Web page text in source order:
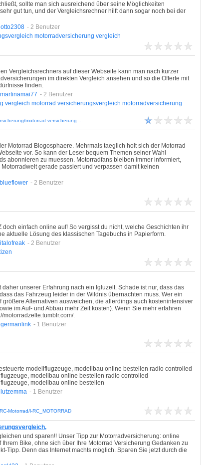
sollte man sich ausreichend über seine Möglichkeiten
gut tun, und der Vergleichsrechner hilft dann sogar noch bei der
otto2308 - 2 Benutzer
motorradversicherung vergleich
Vergleichsrechners auf dieser Webseite kann man nach kurzer
im direkten Vergleich ansehen und so die Offerte mit
finden.
martinamai77 - 2 Benutzer
vergleich motorrad versicherungsvergleich motorradversicherung
motorrad-versicherung ...
Motorrad Blogosphaere. Mehrmals taeglich holt sich der Motorrad
vor. So kann der Leser bequem Themen seiner Wahl
abonnieren zu muessen. Motorradfans bleiben immer informiert,
gerade passiert und verpassen damit keinen
blueflower - 2 Benutzer
einfach online auf! So vergisst du nicht, welche Geschichten ihr
aktuelle Lösung des klassischen Tagebuchs in Papierform.
italofreak - 2 Benutzer
unserer Erfahrung nach ein Igluzelt. Schade ist nur, dass das
das Fahrzeug leider in der Wildnis übernachten muss. Wer ein
größere Alternativen ausweichen, die allerdings auch kostenintensiver
im Auf- und Abbau mehr Zeit kosten). Wenn Sie mehr erfahren
motorradzelte.tumblr.com/.
germanlink - 1 Benutzer
modellflugzeuge, modellbau online bestellen radio controlled
modellbau online bestellen radio controlled
modellbau online bestellen
lutzemma - 1 Benutzer
Motorrad/l-RC_MOTORRAD
und sparen!! Unser Tipp zur Motorradversicherung: online
Bike, ohne sich über Ihre Motorrad Versicherung Gedanken zu
Tipp. Denn das Internet machts möglich. Sparen Sie jetzt durch die